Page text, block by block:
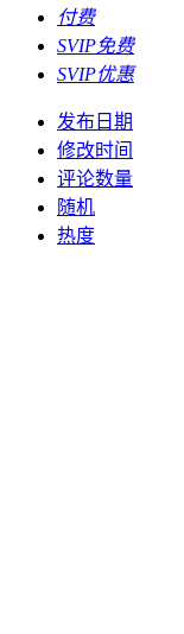
付费
SVIP免费
SVIP优惠
发布日期
修改时间
评论数量
随机
热度